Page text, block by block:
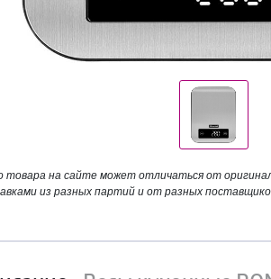
на сайте может отличаться от
из разных партий и от разных